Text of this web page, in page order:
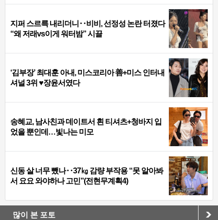
지퍼 스르륵 내리더니‥비비, 선정성 논란 터졌다
“왜 저래vs이게 워터밤” 시끌
‘김부장’ 최대훈 아내, 미스코리아 善+미스 인터내
셔널 3위 ♥장윤서였다
송혜교, 남사친과 데이트서 흰 티셔츠+청바지 입
었을 뿐인데…빛나는 미모
신동 살 너무 뺐나‥37㎏ 감량 부작용 “못 알아봐
서 요요 와야하나 고민”(전현무계획4)
많이 본 포토